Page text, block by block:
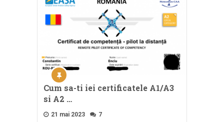
Cum sa-ti iei certificatele A1/A3
si A2 …
21 mai 2023 7